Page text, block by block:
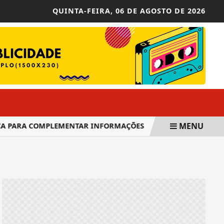
QUINTA-FEIRA, 06 DE AGOSTO DE 2026
COMPLEMENTAR INFORMAÇÕES CELPE-BRAS:MENU